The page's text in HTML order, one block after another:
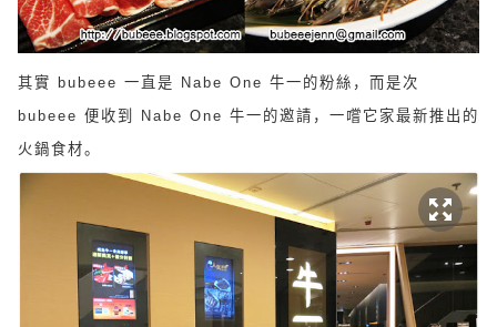
其實 bubeee 一直是 Nabe One 牛一的粉絲，而是次
bubeee 便收到 Nabe One 牛一的邀請，一嚐它家最新推出的
火鍋食材。